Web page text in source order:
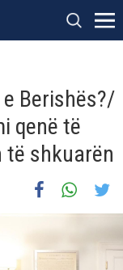
e Berishës?/
qenë të
të shkuarën